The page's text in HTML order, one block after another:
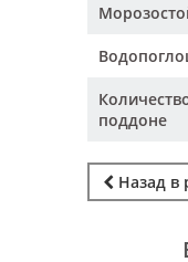
поддоне
Назад в